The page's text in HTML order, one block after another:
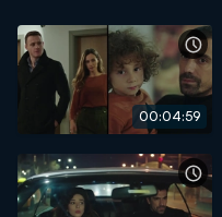
00:04:59